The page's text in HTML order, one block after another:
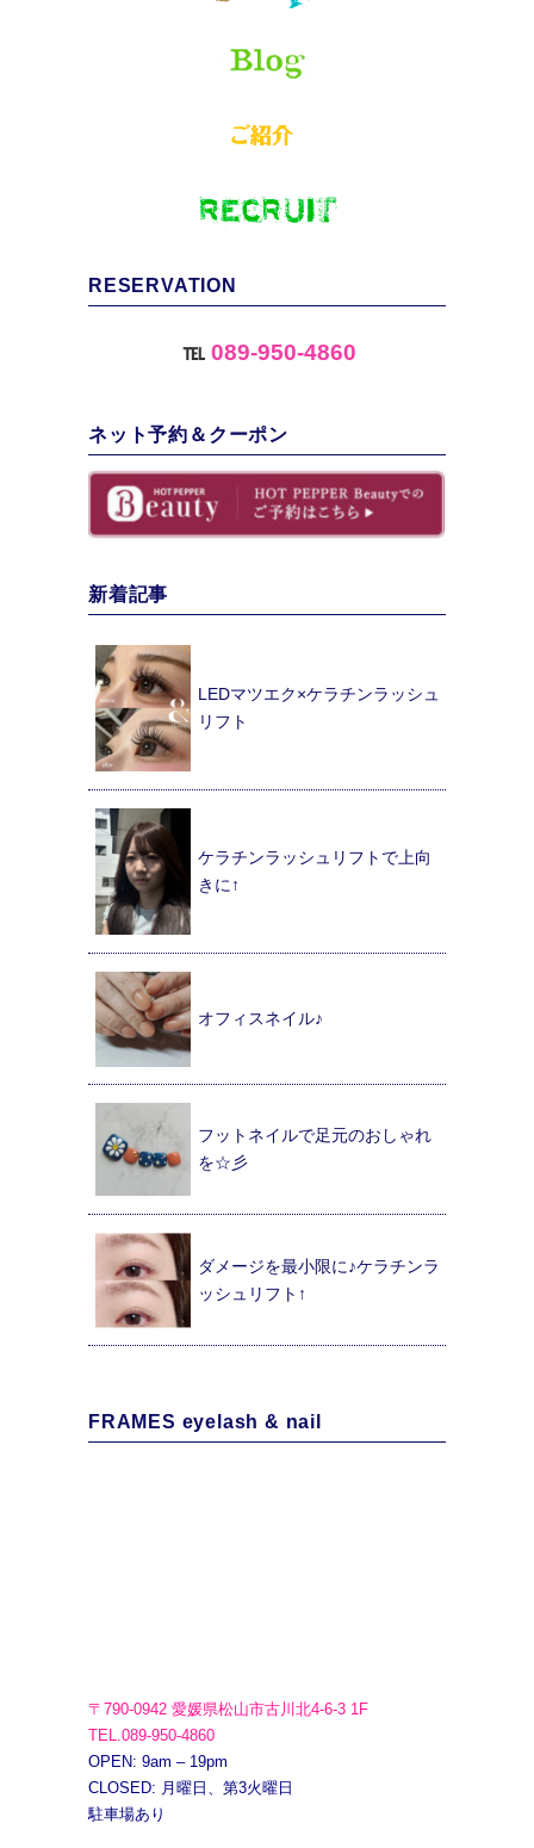
RESERVATION
℡ 089-950-4860
ネット予約＆クーポン
新着記事
LEDマツエク×ケラチンラッシュ
リフト
ケラチンラッシュリフトで上向
きに↑
オフィスネイル♪
フットネイルで足元のおしゃれ
を☆彡
ダメージを最小限に♪ケラチンラ
ッシュリフト↑
FRAMES eyelash & nail
〒790-0942 愛媛県松山市古川北4-6-3 1F
TEL.089-950-4860
OPEN: 9am – 19pm
CLOSED: 月曜日、第3火曜日
駐車場あり